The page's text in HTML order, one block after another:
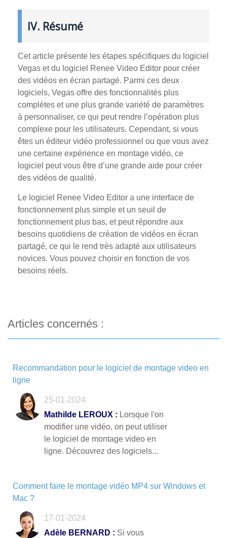
IV. Résumé
Cet article présente les étapes spécifiques du logiciel
Vegas et du logiciel Renee Video Editor pour créer
des vidéos en écran partagé. Parmi ces deux
logiciels, Vegas offre des fonctionnalités plus
complètes et une plus grande variété de paramètres
à personnaliser, ce qui peut rendre l’opération plus
complexe pour les utilisateurs. Cependant, si vous
êtes un éditeur vidéo professionnel ou que vous avez
une certaine expérience en montage vidéo, ce
logiciel peut vous être d’une grande aide pour créer
des vidéos de qualité.
Le logiciel Renee Video Editor a une interface de
fonctionnement plus simple et un seuil de
fonctionnement plus bas, et peut répondre aux
besoins quotidiens de création de vidéos en écran
partagé, ce qui le rend très adapté aux utilisateurs
novices. Vous pouvez choisir en fonction de vos
besoins réels.
Articles concernés :
Recommandation pour le logiciel de montage video en
ligne
25-01-2024
Mathilde LEROUX : Lorsque l'on
modifier une vidéo, on peut utiliser
le logiciel de montage video en
ligne. Découvrez des logiciels...
Comment faire le montage vidéo MP4 sur Windows et
Mac ?
17-01-2024
Adèle BERNARD : Si vous